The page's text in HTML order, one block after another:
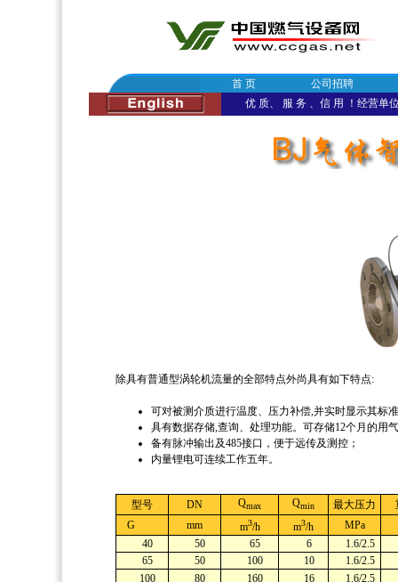
首 页
公司招聘
优 质、 服 务 、信 用 ！经营单
除具有普通型涡轮机流量的全部特点外尚具有如下特点:
可对被测介质进行温度、压力补偿,并实时显示其标
具有数据存储,查询、处理功能。可存储12个月的用
备有脉冲输出及485接口，便于远传及测控；
内量锂电可连续工作五年。
型号 DN Qmax Qmin 最大压力
G
mm m3/h m3/h
MPa
40
50 65 6 1.6/2.5
65
50 100 10 1.6/2.5
100
80 160 16 1.6/2.5